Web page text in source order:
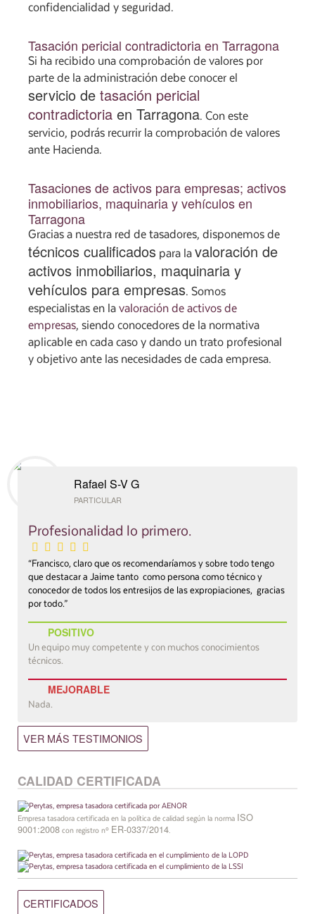
confidencialidad y seguridad.
Tasación pericial contradictoria en Tarragona
Si ha recibido una comprobación de valores por
parte de la administración debe conocer el
servicio detasación pericial
contradictoriaen Tarragona. Con este
servicio, podrás recurrir la comprobación de valores
ante Hacienda.
Tasaciones de activos para empresas; activos
inmobiliarios, maquinaria y vehículos en
Tarragona
Gracias a nuestra red de tasadores, disponemos de
técnicos cualificados para lavaloración de
activos inmobiliarios, maquinaria y
vehículos para empresas. Somos
especialistas en lavaloración de activos de
empresas, siendo conocedores de la normativa
aplicable en cada caso y dando un trato profesional
y objetivo ante las necesidades de cada empresa.
Rafael S-V G
PARTICULAR
Profesionalidad lo primero.
“Francisco, claro que os recomendaríamos y sobre todo tengo
que destacar a Jaime tanto como persona como técnico y
conocedor de todos los entresijos de las expropiaciones, gracias
por todo.”
POSITIVO
Un equipo muy competente y con muchos conocimientos
técnicos.
MEJORABLE
Nada.
VER MÁS TESTIMONIOS
CALIDAD CERTIFICADA
Empresa tasadora certificada en la política de calidad según la norma ISO
9001:2008con registro nº ER-0337/2014.
CERTIFICADOS